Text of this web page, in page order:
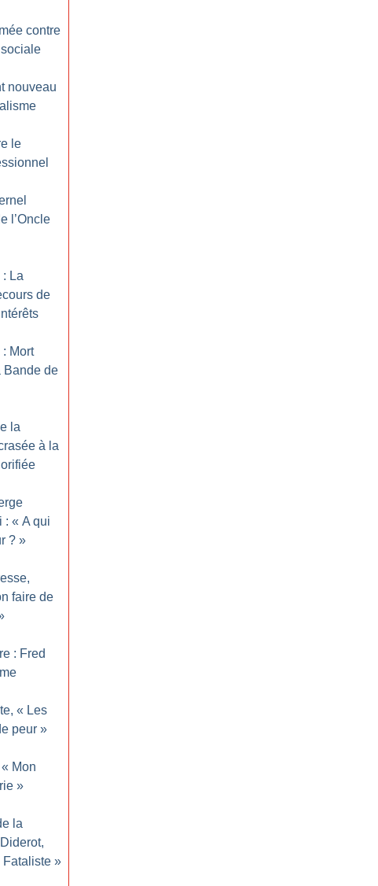
contre
nouveau
le
l’Oncle
: La
de
Mort
Bande de
la
à la
: « A qui
? »
faire de
: Fred
« Les
peur »
Mon
»
la
Fataliste »